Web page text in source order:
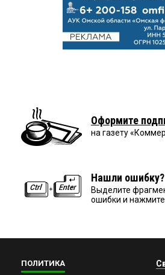
Оформите
на газету
Нашли ошибку?
Выделите
ошибки и нажмите
ПОЛИТИКА